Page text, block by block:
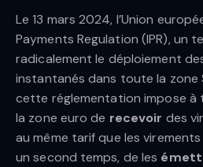
Le 13 mars 2024, l’Union
Payments Regulation (IPR), un
radicalement le déploiement
instantanés dans toute la zone
cette réglementation impose à
la zone euro de recevoir des
au même tarif que les
un second temps, de les